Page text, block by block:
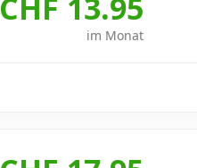
CHF 13.95
im Monat